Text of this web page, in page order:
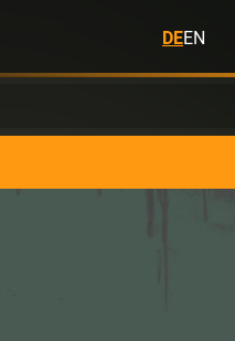
DEEN